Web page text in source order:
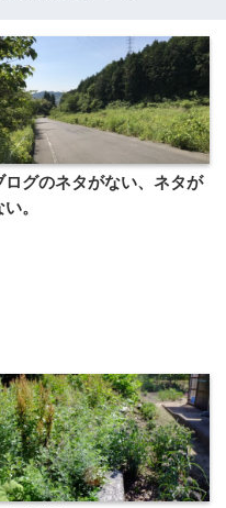
ログのネタがない、ネタが
。